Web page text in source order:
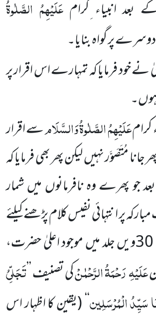
بعد انبیاء ِکرامعَلَیْہِمُ الصَّلٰوۃُ
پر گواہ بنایا۔
نے خود فرمایا کہ تمہارے اس اقرار پر
ہوں۔
کرامعَلَیْہِمُ الصَّلٰوۃُ وَالسَّلَامسے اقرار
مُتَصَوَّر نہیں لیکن پھر بھی فرمایا کہ
جو پھرے وہ نافرمانوں میں شمار
پر انتہائی نفیس کلام پڑھنے کیلئے
فتاویٰ رضویہ کی 30ویں جلد میں موجود اعلیٰ حضرت،
عَلَیْہِ رَحْمَۃُ الرَّحْمٰنْکی تصنیف ’’تَجَلِّیُ
سَیِّدُ الْمُرْسَلِین‘‘(یقین کا اظہار اس